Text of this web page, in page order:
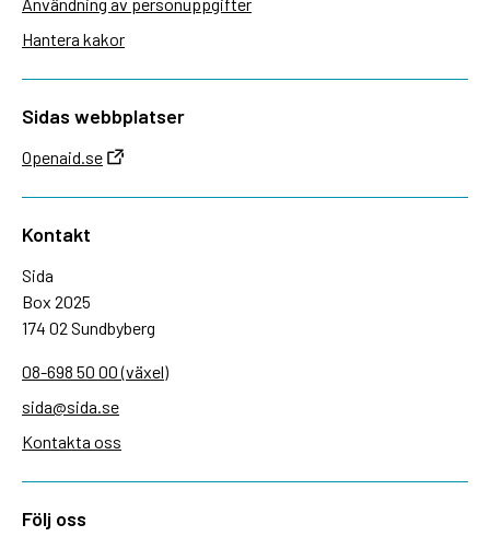
Hantera kakor
Sidas webbplatser
Openaid.se
Kontakt
Sida
Box 2025
174 02 Sundbyberg
08-698 50 00 (växel)
sida@sida.se
Kontakta oss
Följ oss